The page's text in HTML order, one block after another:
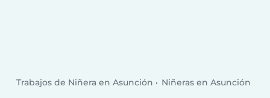
Trabajos de Niñera en Asunción Niñeras en Asunción